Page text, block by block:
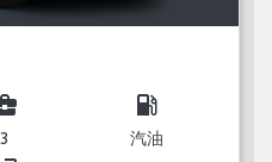
3
local_gas_station
汽油